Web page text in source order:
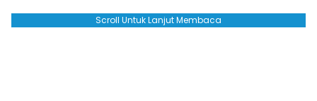
Scroll Untuk Lanjut Membaca